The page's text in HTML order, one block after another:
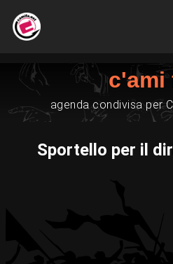
c'ami
agenda condivisa per
Sportello per il